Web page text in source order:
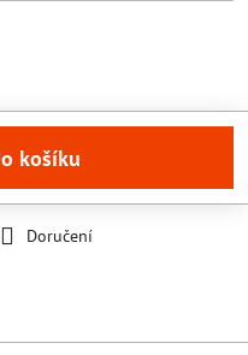
Do košíku
Doručení